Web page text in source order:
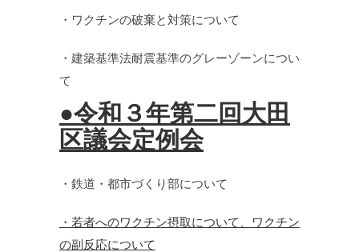
・ワクチンの破棄と対策について
・建築基準法耐震基準のグレーゾーンについ
て
●令和３年第二回大田
区議会定例会
・鉄道・都市づくり部について
・若者へのワクチン摂取について、ワクチン
の副反応について